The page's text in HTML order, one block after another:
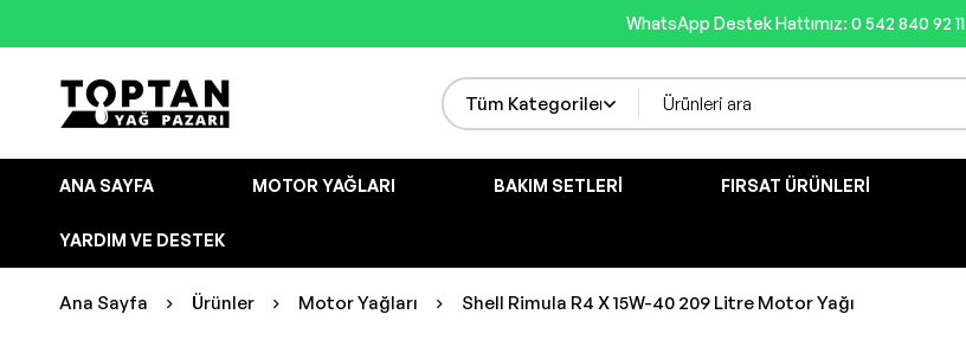
WhatsApp Destek Hattımız: 0 542 840 92 11
ANA SAYFA MOTOR YAĞLARI BAKIM SETLERI FIRSAT ÜRÜNLERI
YARDIM VE DESTEK
Ana Sayfa Ürünler Motor Yağları Shell Rimula R4 X 15W-40 209 Litre Motor Yağı